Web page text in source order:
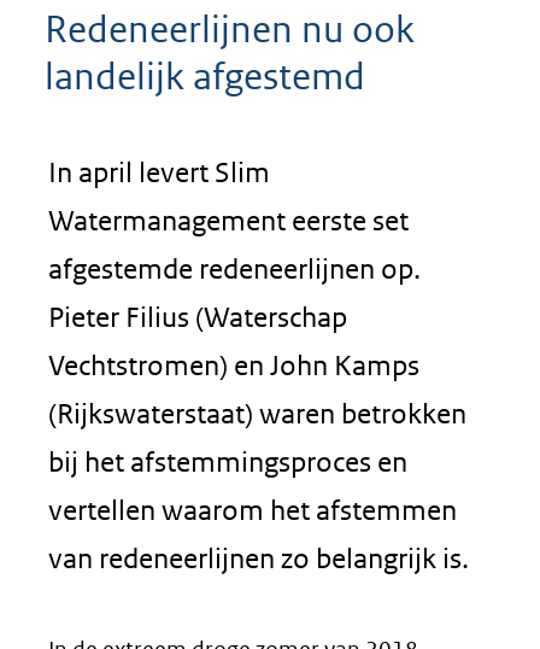
Redeneerlijnen nu ook
landelijk afgestemd
In april levert Slim
Watermanagement eerste set
afgestemde redeneerlijnen op.
Pieter Filius (Waterschap
Vechtstromen) en John Kamps
(Rijkswaterstaat) waren betrokken
bij het afstemmingsproces en
vertellen waarom het afstemmen
van redeneerlijnen zo belangrijk is.